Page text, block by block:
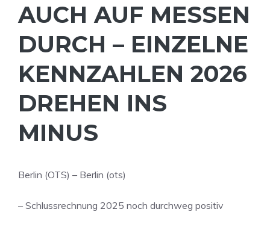
AUCH AUF MESSEN
DURCH – EINZELNE
KENNZAHLEN 2026
DREHEN INS
MINUS
Berlin (OTS) – Berlin (ots)
– Schlussrechnung 2025 noch durchweg positiv